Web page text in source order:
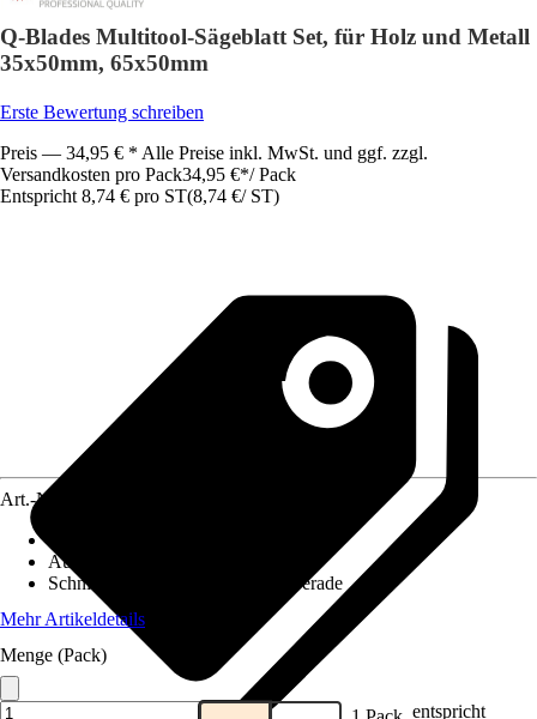
Q-Blades Multitool-Sägeblatt Set, für Holz und Metall
35x50mm, 65x50mm
Erste Bewertung schreiben
Preis — 34,95 € * Alle Preise inkl. MwSt. und ggf. zzgl.
Versandkosten pro Pack34,95 €*/ Pack
Entspricht 8,74 € pro ST(8,74 €/ ST)
Art.-Nr.
Aufnahmeschaft
Schnittart
Tauchschnitt, Dünn, Gerade
Mehr Artikeldetails
Menge (Pack)
entspricht